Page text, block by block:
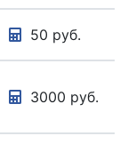
50 руб.
3000 руб.